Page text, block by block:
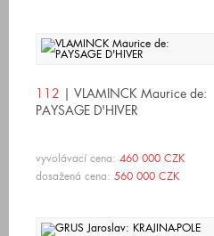
112 | VLAMINCK Maurice de:
PAYSAGE D'HIVER
vyvolávací cena: 460 000 CZK
dosažená cena: 560 000 CZK